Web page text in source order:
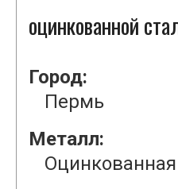
оцинкованной
Город:
Пермь
Металл: